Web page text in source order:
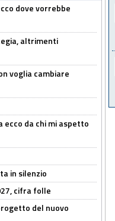
dove vorrebbe
altrimenti
voglia cambiare
ecco da chi mi aspetto
in silenzio
cifra folle
del nuovo